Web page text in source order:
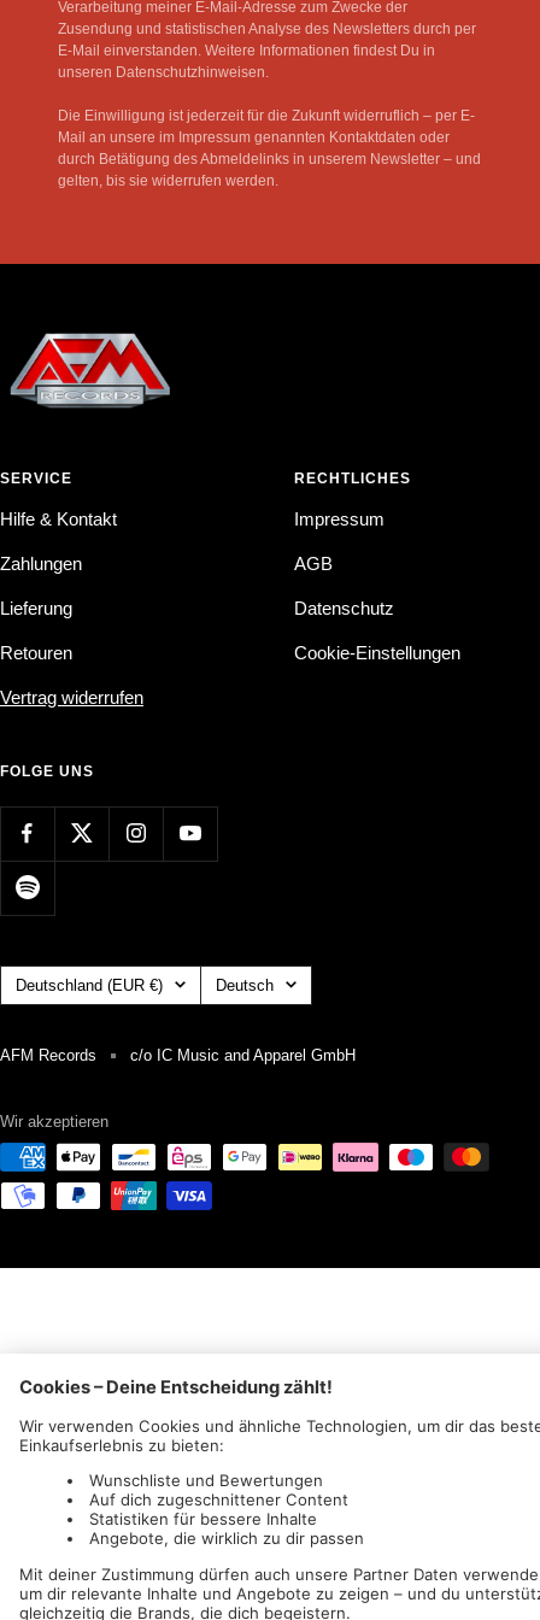
Verarbeitung meiner E-Mail-Adresse zum Zwecke der
Zusendung und statistischen Analyse des Newsletters durch per
E-Mail einverstanden. Weitere Informationen findest Du in
unseren Datenschutzhinweisen.
Die Einwilligung ist jederzeit für die Zukunft widerruflich – per E-
Mail an unsere im Impressum genannten Kontaktdaten oder
durch Betätigung des Abmeldelinks in unserem Newsletter – und
gelten, bis sie widerrufen werden.
SERVICE
Hilfe & Kontakt
Zahlungen
Lieferung
Retouren
Vertrag widerrufen
RECHTLICHES
Impressum
AGB
Datenschutz
Cookie-Einstellungen
FOLGE UNS
Land/Region Deutschland (EUR €) Sprache
Deutsch
AFM Records c/o IC Music and Apparel GmbH
Wir akzeptieren